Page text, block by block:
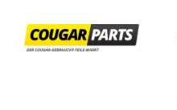
Inhalt
springen